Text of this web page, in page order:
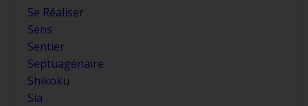
Se Réaliser
Sens
Sentier
Septuagénaire
Shikoku
Sia